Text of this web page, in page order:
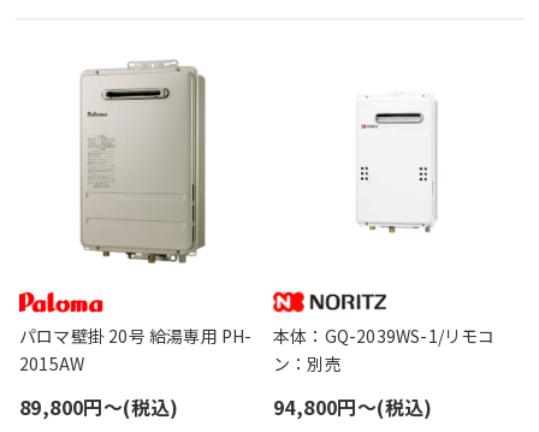
パロマ壁掛 20号 給湯専用 PH-
2015AW
89,800円〜(税込)
本体：GQ-2039WS-1/リモコ
ン：別売
94,800円〜(税込)